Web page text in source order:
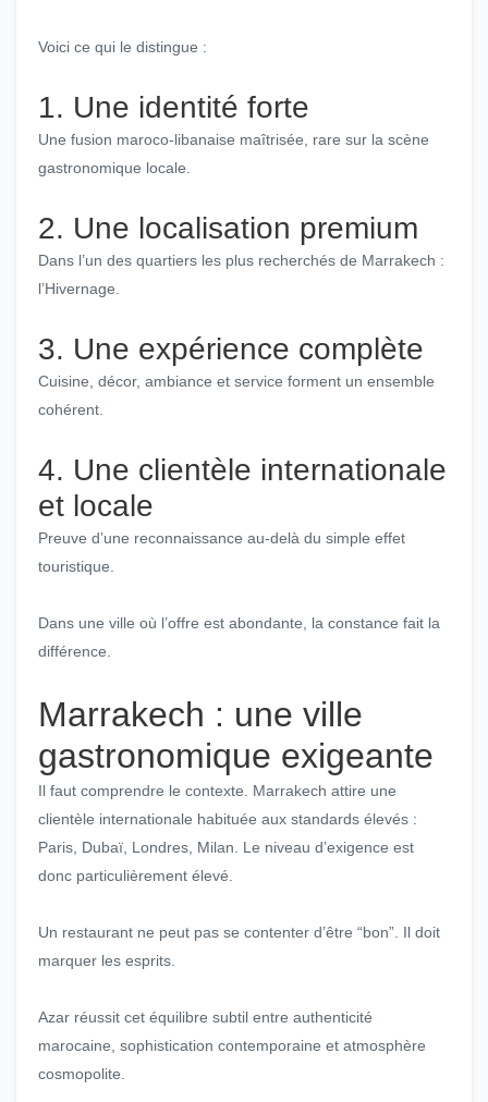
Voici ce qui le distingue :
1. Une identité forte
Une fusion maroco-libanaise maîtrisée, rare sur la scène
gastronomique locale.
2. Une localisation premium
Dans l’un des quartiers les plus recherchés de Marrakech :
l’Hivernage.
3. Une expérience complète
Cuisine, décor, ambiance et service forment un ensemble
cohérent.
4. Une clientèle internationale
et locale
Preuve d’une reconnaissance au-delà du simple effet
touristique.
Dans une ville où l’offre est abondante, la constance fait la
différence.
Marrakech : une ville
gastronomique exigeante
Il faut comprendre le contexte. Marrakech attire une
clientèle internationale habituée aux standards élevés :
Paris, Dubaï, Londres, Milan. Le niveau d’exigence est
donc particulièrement élevé.
Un restaurant ne peut pas se contenter d’être “bon”. Il doit
marquer les esprits.
Azar réussit cet équilibre subtil entre authenticité
marocaine, sophistication contemporaine et atmosphère
cosmopolite.